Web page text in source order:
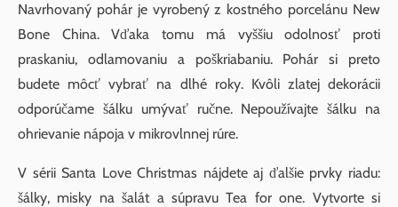
Navrhovaný pohár je vyrobený z kostného porcelánu New
Bone China. Vďaka tomu má vyššiu odolnosť proti
praskaniu, odlamovaniu a poškriabaniu. Pohár si preto
budete môcť vybrať na dlhé roky. Kvôli zlatej dekorácii
odporúčame šálku umývať ručne. Nepoužívajte šálku na
ohrievanie nápoja v mikrovlnnej rúre.
V sérii Santa Love Christmas nájdete aj ďalšie prvky riadu:
šálky, misky na šalát a súpravu Tea for one. Vytvorte si